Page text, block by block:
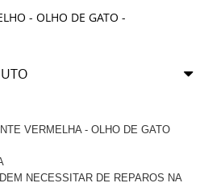
- OLHO DE GATO -
VERMELHA - OLHO DE GATO
NECESSITAR DE REPAROS NA